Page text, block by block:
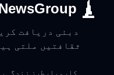
دبئی دریافت
ثقافتیں ملتی
کاروبار طرزِ زندگی